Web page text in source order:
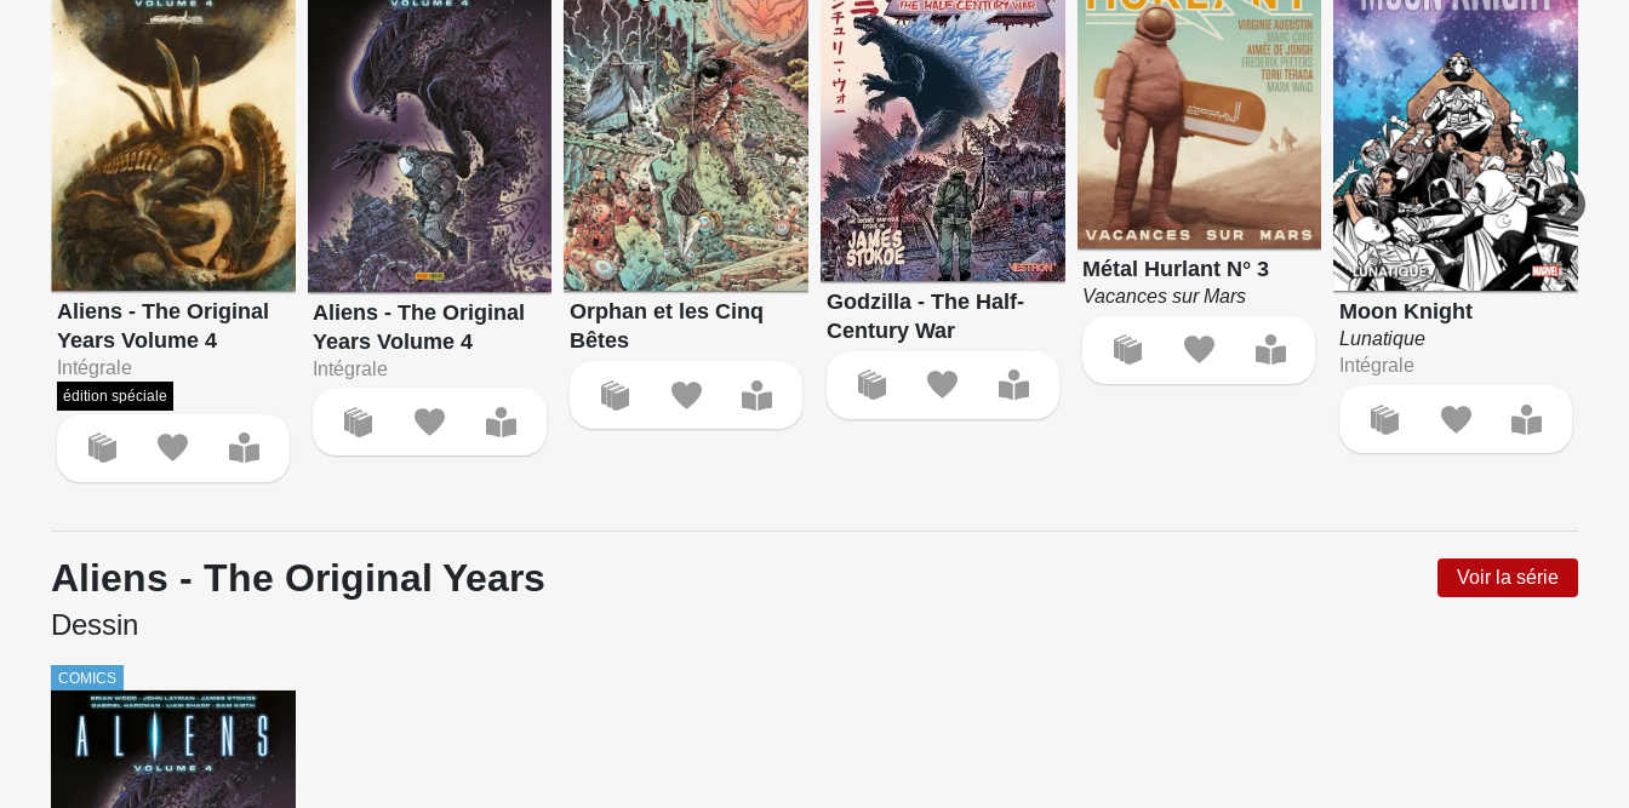
Aliens - The Original
Years Volume 4
Intégrale
édition spéciale
Aliens - The Original
Years Volume 4
Intégrale
Orphan et les Cinq
Bêtes
Godzilla - The Half-
Century War
Métal Hurlant N° 3
Vacances sur Mars
Moon Knight
Lunatique
Intégrale
Aliens - The Original Years Voir la série
Dessin
COMICS